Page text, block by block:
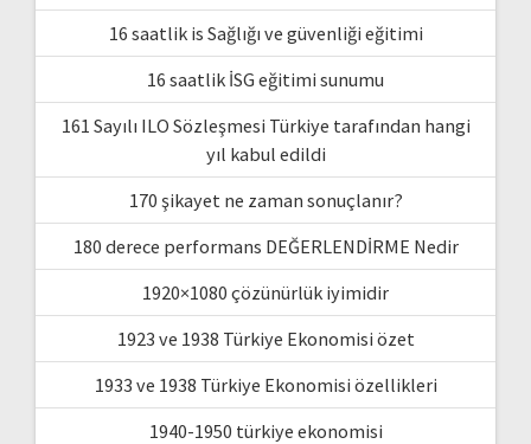
16 saatlik is Sağlığı ve güvenliği eğitimi
16 saatlik İSG eğitimi sunumu
161 Sayılı ILO Sözleşmesi Türkiye tarafından hangi
yıl kabul edildi
170 şikayet ne zaman sonuçlanır?
180 derece performans DEĞERLENDİRME Nedir
1920×1080 çözünürlük iyimidir
1923 ve 1938 Türkiye Ekonomisi özet
1933 ve 1938 Türkiye Ekonomisi özellikleri
1940-1950 türkiye ekonomisi